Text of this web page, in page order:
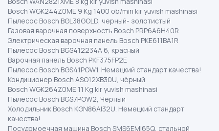
Bosch WGK244Z0ME 9 Kg 1400 ob/min kir yuvish mashinasi
Пылесос Bosch BGL38GOLD, черный- золотистый
Газовая варочная поверхность Bosch PRP6A6H40R
Электрическая варочная панель Bosch PKE611BA1R
Пылесос Bosch BGS412234A 6, красный
Варочная панель Bosch PKF375FP2E
Пылесос Bosch BGS41POW1. Немецкий стандарт качества!
Кондиционер Bosch ASO12XB30U, чёрный
Bosch WGK264Z0ME 11 Kg kir yuvish mashinasi
Пылесос Bosch BGS7POW2, Чёрный
Холодильник Bosch KGN86AI32U. Немецкий стандарт
качества!
Посудомоечная машина Bosch SMS6EMI65Q, стальной